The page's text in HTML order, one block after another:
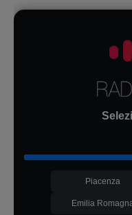
Piacenza
Emilia